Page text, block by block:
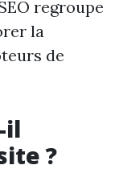
regroupe
la
de
il
?